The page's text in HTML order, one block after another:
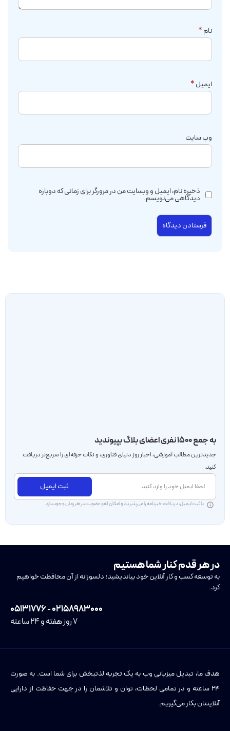
نام*
ایمیل*
وب‌ سایت
ذخیره نام، ایمیل و وبسایت من در مرورگر برای زمانی که دوباره
دیدگاهی می‌نویسم.
به جمع ۱۵۰۰ نفری اعضای بلاگ بپیوندید
جدید‌ترین مطالب آموزشی، اخبار روز دنیای فناوری، و نکات حرفه‌ای را سریع‌تر دریافت
کنید.
ثبت ایمیل
با ثبت ایمیل، دریافت خبرنامه را می‌پذیرید و امکان لغو عضویت در هر زمان وجود دارد.
در هر قدم کنار شما هستیم
به توسعه کسب و کار آنلاین خود بیاندیشید؛ دلسوزانه از آن محافظت خواهیم
کرد.
۰۲۱۵۸۹۸۳۰۰۰ - ۰۵۱۳۱۷۷۶
۷ روز هفته و ۲۴ ساعته
هدف ما، تبدیل میزبانی وب به یک تجربه لذتبخش برای شما است. به صورت
۲۴ ساعته و در تمامی لحظات، توان و تلاشمان را در جهت حفاظت از دارایی
آنلاینتان بکار می‌گیریم.